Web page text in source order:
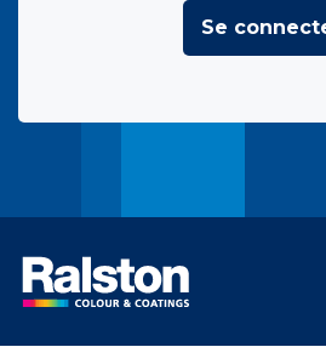
Se